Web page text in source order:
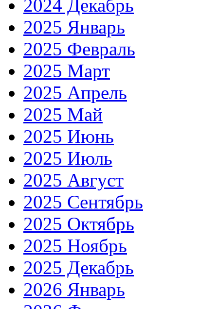
2024 Декабрь
2025 Январь
2025 Февраль
2025 Март
2025 Апрель
2025 Май
2025 Июнь
2025 Июль
2025 Август
2025 Сентябрь
2025 Октябрь
2025 Ноябрь
2025 Декабрь
2026 Январь